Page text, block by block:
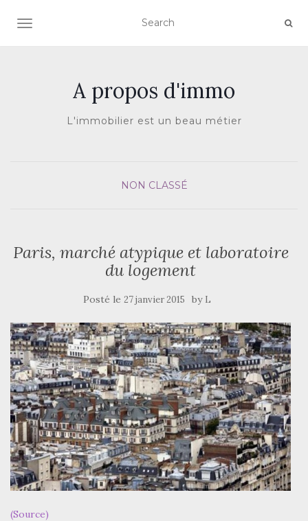
AFFICHER/MASQUER LA NAVIGATION
A propos d'immo
L'immobilier est un beau métier
NON CLASSÉ
Paris, marché atypique et laboratoire
du logement
Posté le 27 janvier 2015 by L
(Source)